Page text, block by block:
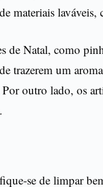
materiais
de Natal, como
trazerem um
outro lado, os
se de limpar